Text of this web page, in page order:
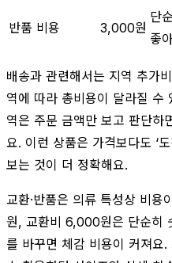
반품 비용 3,000원
단
좋
배송과 관련해서는 지역 추가
역에 따라 총비용이 달라질 수
역은 주문 금액만 보고 판단하
요. 이런 상품은 가격보다도 ‘
보는 것이 더 정확해요.
교환·반품은 의류 특성상 비
원, 교환비 6,000원은 단순히
를 바꾸면 체감 비용이 커져요